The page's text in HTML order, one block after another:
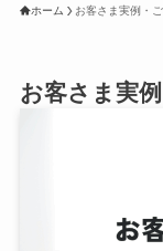
ホーム お客さま実例・
お客さま実